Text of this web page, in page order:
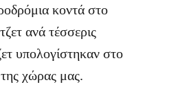
κοντά στο
ανά τέσσερις
υπολογίστηκαν στο
χώρας μας.